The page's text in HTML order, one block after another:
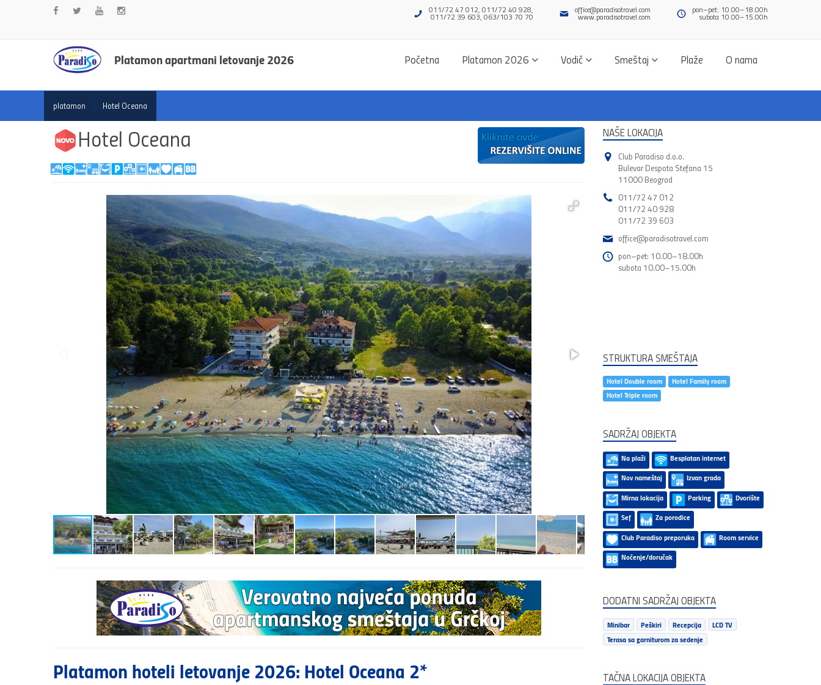
011/72 47 012, 011/72 40 928,
011/72 39 603, 063/103 70 70
office@paradisotravel.com
www.paradisotravel.com
pon–pet: 10.00–18.00h
subota 10.00–15.00h
Platamon apartmani letovanje 2026 Početna Platamon 2026 Vodič Smeštaj Plaže O nama
platamon Hotel Oceana
Hotel Oceana
Platamon hoteli letovanje 2026: Hotel Oceana 2*
NAŠE LOKACIJA
Club Paradiso d.o.o.
Bulevar Despota Stefana 15
11000 Beograd
011/72 47 012
011/72 40 928
011/72 39 603
office@paradisotravel.com
pon–pet: 10.00–18.00h
subota 10.00–15.00h
STRUKTURA SMEŠTAJA
Hotel Double room
Hotel Family room
Hotel Triple room
SADRŽAJ OBJEKTA
Na plaži
Besplatan internet
Nov nameštaj
Izvan grada
Mirna lokacija
Parking
Dvorište
Sef
Za porodice
Club Paradiso preporuka
Room service
Noćenje/doručak
DODATNI SADRŽAJ OBJEKTA
Minibar Peškiri Recepcija
LCD TV
Terasa sa garniturom za sedenje
TAČNA LOKACIJA OBJEKTA